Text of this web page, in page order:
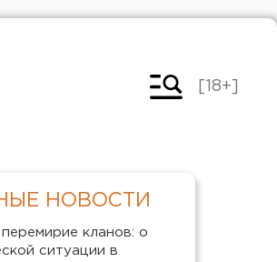
[18+]
НОВОСТИ
кланов: о
ситуации в